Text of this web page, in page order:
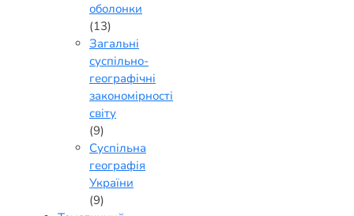
оболонки
(13)
Загальні
суспільно-
географічні
закономірності
світу
(9)
Суспільна
географія
України
(9)